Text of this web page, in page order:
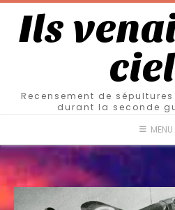
Ils
Recensement de
durant la seconde
MENU